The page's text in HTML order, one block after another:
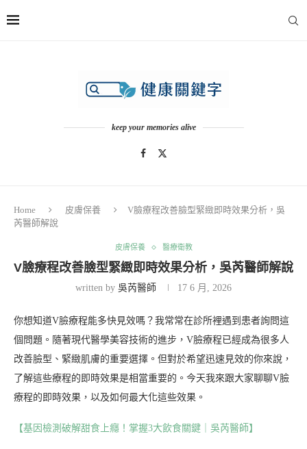
keep your memories alive
Home 皮膚保養
V臉療程改善臉型緊緻即時效果分析，吳
芮醫師解說
皮膚保養 醫療衛教
V臉療程改善臉型緊緻即時效果分析，吳芮醫師解說
written by 吳芮醫師 17 6 月, 2026
你想知道V臉療程能多快見效嗎？我常常在診所裡遇到患者詢問這
個問題。隨著現代醫學美容技術的進步，V臉療程已經成為很多人
改善臉型、緊緻肌膚的重要選擇。但對於希望迅速見效的你來說，
了解這些療程的即時效果是相當重要的。今天我來跟大家聊聊V臉
療程的即時效果，以及如何最大化這些效果。
【基因檢測破解甜食上癮！掌握3大飲食關鍵｜吳芮醫師】